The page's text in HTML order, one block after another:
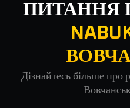
ПИТАННЯ
Дізнайтесь більше про